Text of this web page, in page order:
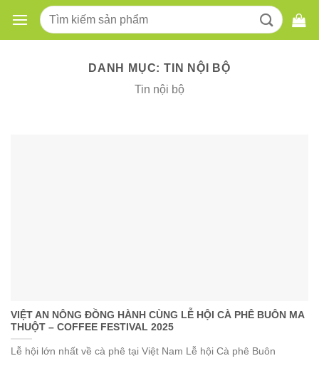
content
Tìm
kiếm:
DANH MỤC: TIN NỘI BỘ
Tin nội bộ
VIỆT AN NÔNG ĐỒNG HÀNH CÙNG LỄ HỘI CÀ PHÊ BUÔN MA
THUỘT – COFFEE FESTIVAL 2025
Lễ hội lớn nhất về cà phê tại Việt Nam Lễ hội Cà phê Buôn